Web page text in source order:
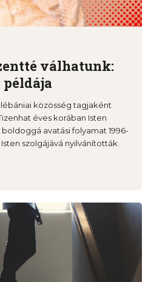
válhatunk:
példája
közösség tagjaként
éves korában Isten
avatási folyamat 1996-
szolgájává nyilvánították.